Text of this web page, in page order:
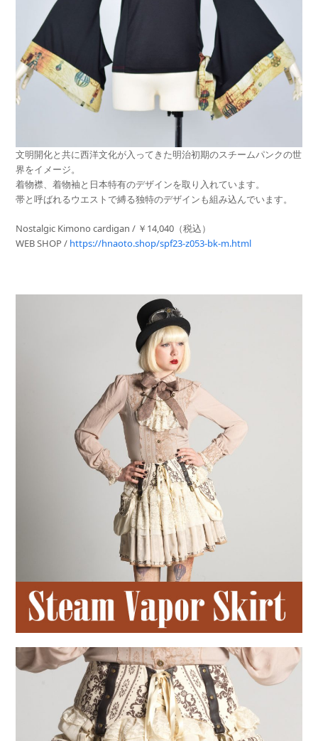
文明開化と共に西洋文化が入ってきた明治初期のスチームパンクの世
界をイメージ。
着物襟、着物袖と日本特有のデザインを取り入れています。
帯と呼ばれるウエストで縛る独特のデザインも組み込んでいます。
Nostalgic Kimono cardigan / ￥14,040（税込）
WEB SHOP / https://hnaoto.shop/spf23-z053-bk-m.html